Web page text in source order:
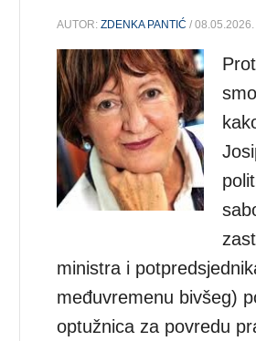
AUTOR:ZDENKA PANTIĆ / 08.05.2026.
ministra i
međuvremenu bivšeg)
optužnica za povredu